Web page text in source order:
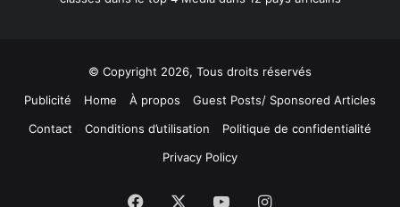
© Copyright 2026, Tous droits réservés
Publicité
Home À propos
Guest Posts/ Sponsored Articles
Contact
Conditions d’utilisation
Politique de confidentialité
Privacy Policy
Facebook YouTubeInstagram